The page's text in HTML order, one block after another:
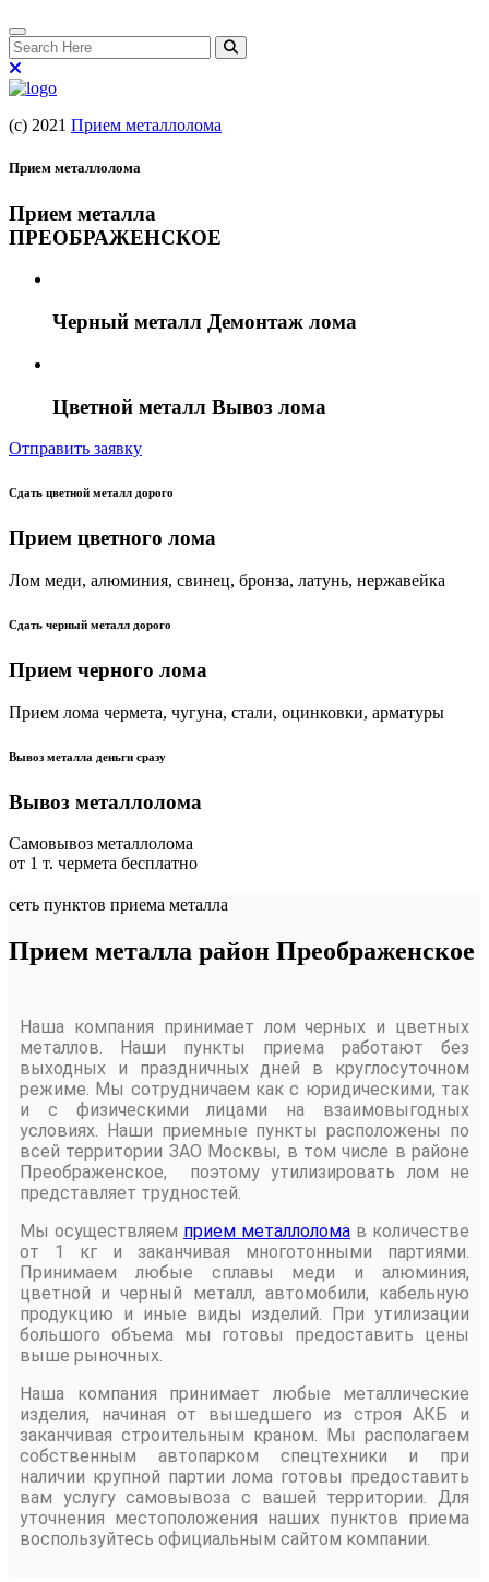
(c) 2021 Прием металлолома
Прием металлолома
Прием металла
ПРЕОБРАЖЕНСКОЕ
Черный металл Демонтаж лома
Цветной металл Вывоз лома
Отправить заявку
Сдать цветной металл дорого
Прием цветного лома
Лом меди, алюминия, свинец, бронза, латунь, нержавейка
Сдать черный металл дорого
Прием черного лома
Прием лома чермета, чугуна, стали, оцинковки, арматуры
Вывоз металла деньги сразу
Вывоз металлолома
Самовывоз металлолома
от 1 т. чермета бесплатно
сеть пунктов приема металла
Прием металла район Преображенское
Наша компания принимает лом черных и цветных
металлов. Наши пункты приема работают без
выходных и праздничных дней в круглосуточном
режиме. Мы сотрудничаем как с юридическими, так
и с физическими лицами на взаимовыгодных
условиях. Наши приемные пункты расположены по
всей территории ЗАО Москвы, в том числе в районе
Преображенское, поэтому утилизировать лом не
представляет трудностей.
Мы осуществляем прием металлолома в количестве
от 1 кг и заканчивая многотонными партиями.
Принимаем любые сплавы меди и алюминия,
цветной и черный металл, автомобили, кабельную
продукцию и иные виды изделий. При утилизации
большого объема мы готовы предоставить цены
выше рыночных.
Наша компания принимает любые металлические
изделия, начиная от вышедшего из строя АКБ и
заканчивая строительным краном. Мы располагаем
собственным автопарком спецтехники и при
наличии крупной партии лома готовы предоставить
вам услугу самовывоза с вашей территории. Для
уточнения местоположения наших пунктов приема
воспользуйтесь официальным сайтом компании.